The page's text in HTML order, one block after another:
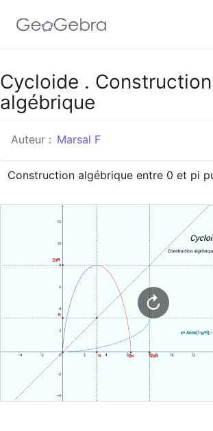
Google Classroom
Se connecter
Cycloide . Construction
algébrique
Auteur : Marsal F
Construction algébrique entre 0 et pi